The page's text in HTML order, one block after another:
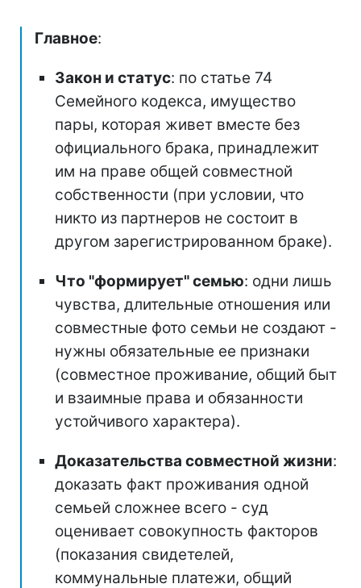
Главное:
Закон и статус: по статье 74
Семейного кодекса, имущество
пары, которая живет вместе без
официального брака, принадлежит
им на праве общей совместной
собственности (при условии, что
никто из партнеров не состоит в
другом зарегистрированном браке).
Что "формирует" семью: одни лишь
чувства, длительные отношения или
совместные фото семьи не создают -
нужны обязательные ее признаки
(совместное проживание, общий быт
и взаимные права и обязанности
устойчивого характера).
Доказательства совместной жизни:
доказать факт проживания одной
семьей сложнее всего - суд
оценивает совокупность факторов
(показания свидетелей,
коммунальные платежи, общий